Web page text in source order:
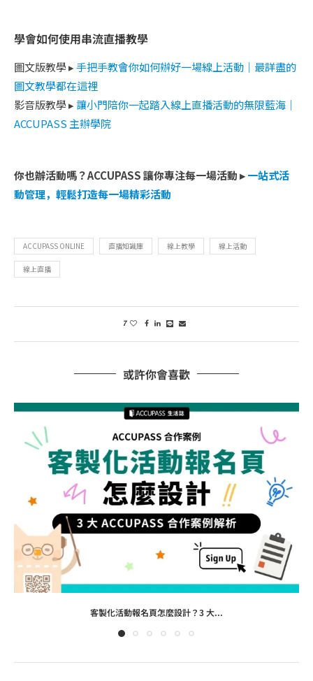
學會如何使用串流直播教學
圖文版教學 ▸手把手教會你如何辦好一場線上活動｜最詳盡的
圖文教學都在這裡
影音版教學 ▸ 讓小門陪你一起踏入線上直播活動的無限藍海｜
ACCUPASS 主辦學院
你也辦活動嗎？ACCUPASS 讓你專注每一場活動 ▸一站式活
動管理，輕鬆打造每一場精彩活動
ACCUPASS ONLINE 直播知識庫 線上教學 線上活動
線上直播
7
或許你會喜歡
客製化活動報名頁怎麼設計？3 大...